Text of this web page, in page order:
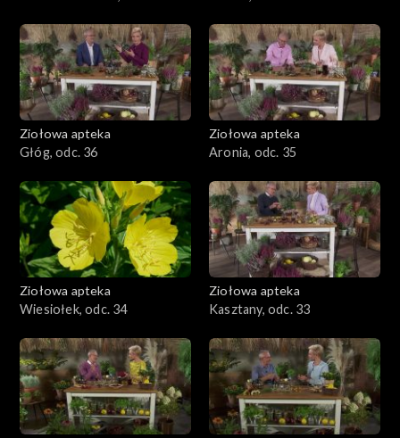
Ziołowa apteka
Głóg, odc. 36
Ziołowa apteka
Aronia, odc. 35
Ziołowa apteka
Wiesiołek, odc. 34
Ziołowa apteka
Kasztany, odc. 33